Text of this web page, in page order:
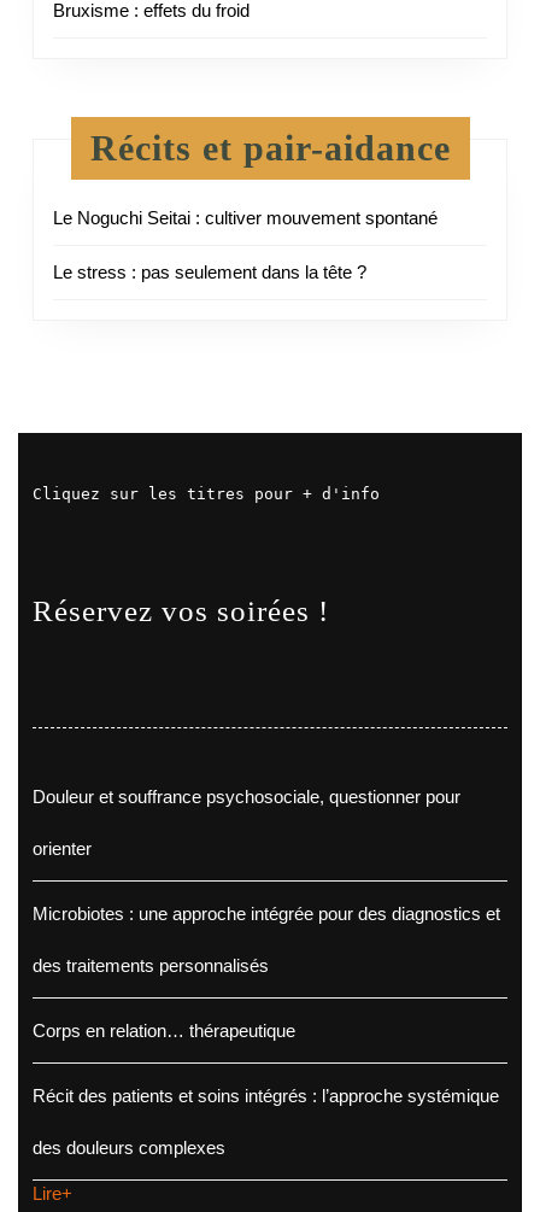
Bruxisme : effets du froid
Récits et pair-aidance
Le Noguchi Seitai : cultiver mouvement spontané
Le stress : pas seulement dans la tête ?
Cliquez sur les titres pour + d'info
Réservez vos soirées !
Douleur et souffrance psychosociale, questionner pour
orienter
Microbiotes : une approche intégrée pour des diagnostics et
des traitements personnalisés
Corps en relation… thérapeutique
Récit des patients et soins intégrés : l’approche systémique
des douleurs complexes
Lire+